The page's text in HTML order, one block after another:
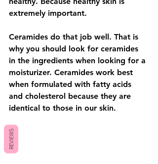
extremely important.
Ceramides do that job well. That is
why you should look for ceramides
in the ingredients when looking for a
moisturizer. Ceramides work best
when formulated with fatty acids
and cholesterol because they are
identical to those in our skin.
REVIEWS